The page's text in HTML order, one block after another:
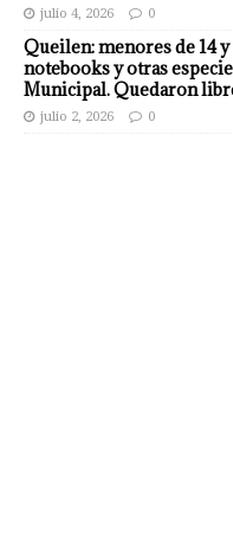
julio 4, 2026 0
Queilen: menores de 14
notebooks y otras
Municipal. Quedaron
julio 2, 2026 0